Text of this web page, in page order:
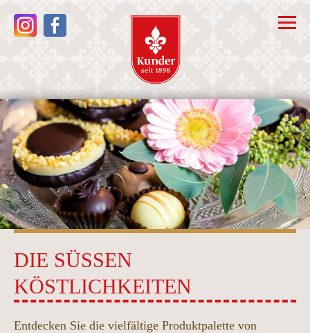
DIE SÜSSEN K
ÖSTLICHKEITEN
Entdecken Sie die vielfältige Produktpalette von